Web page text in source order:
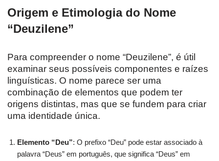
Origem e Etimologia do Nome
“Deuzilene”
Para compreender o nome “Deuzilene”, é útil
examinar seus possíveis componentes e raízes
linguísticas. O nome parece ser uma
combinação de elementos que podem ter
origens distintas, mas que se fundem para criar
uma identidade única.
Elemento “Deu”: O prefixo “Deu” pode estar associado à
palavra “Deus” em português, que significa “Deus” em